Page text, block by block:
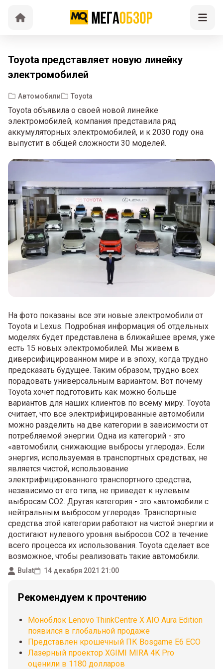
Toyota представляет новую линейку
электромобилей
Автомобили Toyota
Toyota объявила о своей новой линейке
электромобилей, компания представила ряд
аккумуляторных электромобилей, и к 2030 году она
выпустит в общей сложности 30 моделей.
На фото показаны все эти новые электромобили от
Toyota и Lexus. Подробная информация об отдельных
моделях будет представлена ​​в ближайшее время, уже
есть 15 новых электромобилей. Мы живем в
диверсифицированном мире и в эпоху, когда трудно
предсказать будущее. Таким образом, трудно всех
порадовать универсальным вариантом. Вот почему
Toyota хочет подготовить как можно больше
вариантов для наших клиентов по всему миру. Toyota
считает, что все электрифицированные автомобили
можно разделить на две категории в зависимости от
потребляемой энергии. Одна из категорий - это
«автомобили, снижающие выбросы углерода». Если
энергия, используемая в транспортных средствах, не
является чистой, использование
электрифицированного транспортного средства,
независимо от его типа, не приведет к нулевым
выбросам CO2. Другая категория - это «автомобили с
нейтральным выбросом углерода». Транспортные
средства этой категории работают на чистой энергии и
достигают нулевого уровня выбросов CO2 в течение
всего процесса их использования. Toyota сделает все
возможное, чтобы реализовать такие автомобили.
Bulat 14 декабря 2021 21:00
Рекомендуем к прочтению
Моноблок Lenovo ThinkCentre X AIO Aura Edition
появился в глобальной продаже
Представлен крошечный ПК Bosgame E6 ECO
Лазерный проектор XGIMI MIRA 4K Pro
оценили в 1180 долларов